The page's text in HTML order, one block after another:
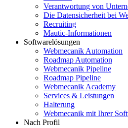
Verantwortung von
Die Datensicherheit bei
Recruiting
Mautic-Informationen
Softwarelösungen
Webmecanik Automation
Roadmap Automation
Webmecanik Pipeline
Roadmap Pipeline
Webmecanik Academy
Services & Leistungen
Halterung
Webmecanik mit Ihrer
Nach Profil